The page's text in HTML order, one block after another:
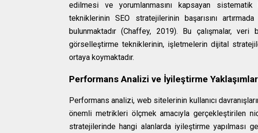
edilmesi ve yorumlanmasını kapsayan
tekniklerinin SEO stratejilerinin başarısını
bulunmaktadır (Chaffey, 2019). Bu çalışmalar, veri
görselleştirme tekniklerinin, işletmelerin dijital
ortaya koymaktadır.
Performans Analizi ve İyileştirme
Performans analizi, web sitelerinin kullanıcı
önemli metrikleri ölçmek amacıyla gerçekleştirilen
stratejilerinde hangi alanlarda iyileştirme yapılması